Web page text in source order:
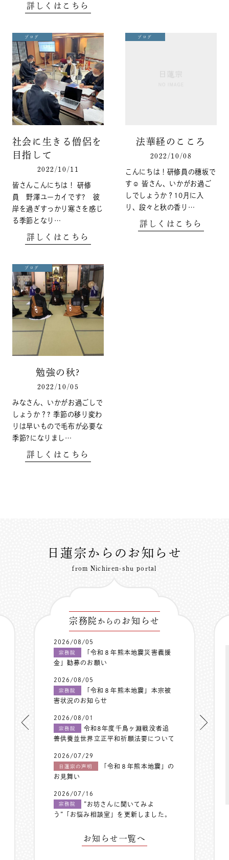
詳しくはこちら
ブログ
社会に生きる僧侶を
目指して
2022/10/11
皆さんこんにちは！ 研修
員 野澤ユーカイです? 彼
岸を過ぎすっかり寒さを感じ
る季節となり…
詳しくはこちら
ブログ
法華経のこころ
2022/10/08
こんにちは！研修員の穗坂で
す☺️ 皆さん、いかがお過ご
しでしょうか？10月に入
り、段々と秋の香り…
詳しくはこちら
ブログ
勉強の秋?
2022/10/05
みなさん、いかがお過ごしで
しょうか？? 季節の移り変わ
りは早いもので毛布が必要な
季節?になりまし…
詳しくはこちら
日蓮宗からのお知らせ
from Nichiren-shu portal
宗務院 からの お知らせ
2026/08/05
宗務院
「令和８年熊本地震災害義援
金」勧募のお願い
2026/08/05
宗務院
「令和８年熊本地震」本宗被
害状況のお知らせ
2026/08/01
宗務院
令和8年度千鳥ヶ淵戦没者追
善供養並世界立正平和祈願法要について
2026/07/29
日蓮宗の声明
「令和８年熊本地震」の
お見舞い
2026/07/16
宗務院
”お坊さんに聞いてみよ
う”「お悩み相談室」を更新しました。
お知らせ一覧へ